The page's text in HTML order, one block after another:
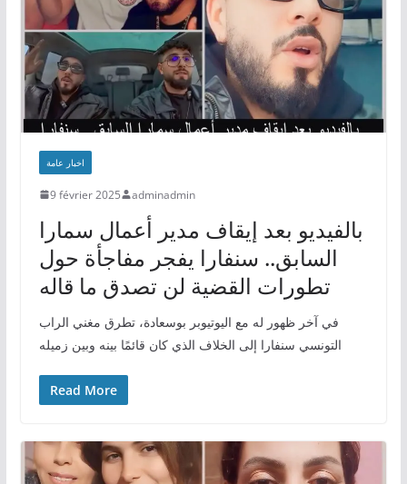
اخبار عامة
9 février 2025 adminadmin
بالفيديو بعد إيقاف مدير أعمال سمارا
السابق.. سنفارا يفجر مفاجأة حول
تطورات القضية لن تصدق ما قاله
في آخر ظهور له مع اليوتيوبر بوسعادة، تطرق مغني الراب
التونسي سنفارا إلى الخلاف الذي كان قائمًا بينه وبين زميله
Read More